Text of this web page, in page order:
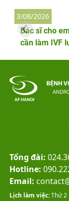
Bác sĩ cho
cần làm IVF
3/08/2026
Tổng đài:
Hotline:
Email:
Lịch làm việc:Thứ 2